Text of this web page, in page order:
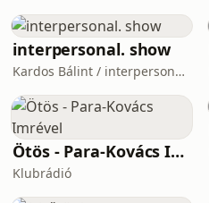
interpersonal. show
Kardos Bálint / interpersonal.host
Ötös - Para-Kovács Imrével
Klubrádió